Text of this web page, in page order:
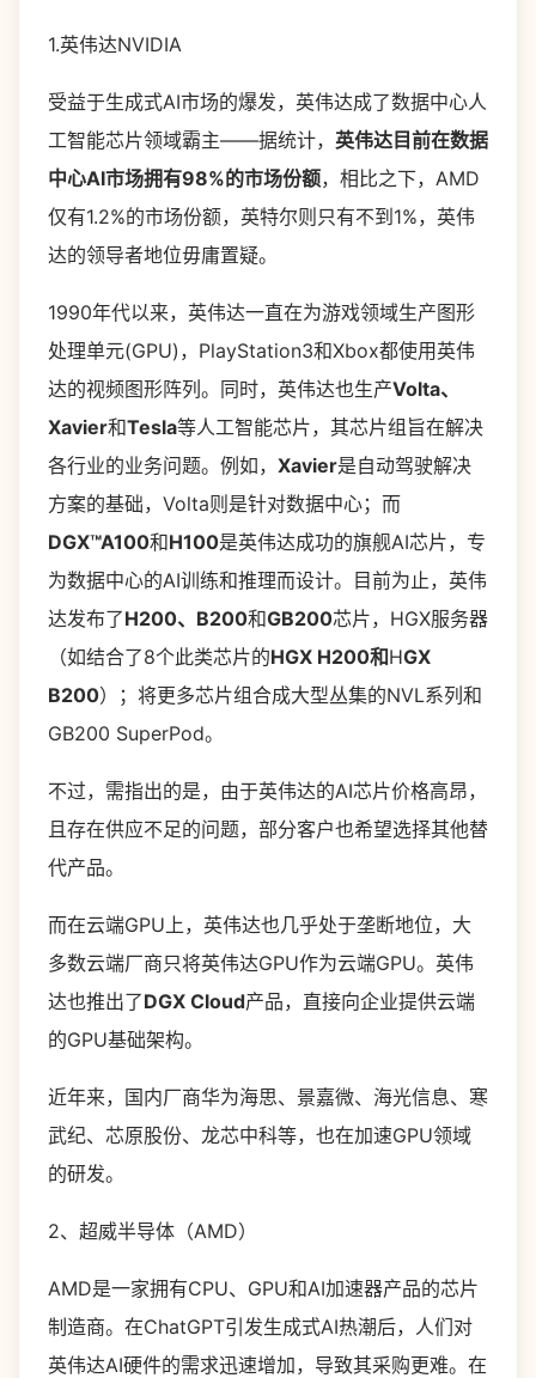
1.英伟达NVIDIA
受益于生成式AI市场的爆发，英伟达成了数据中心人
工智能芯片领域霸主——据统计， 英伟达目前在数据
中心AI市场拥有98%的市场份额，相比之下，AMD
仅有1.2%的市场份额，英特尔则只有不到1%，英伟
达的领导者地位毋庸置疑。
1990年代以来，英伟达一直在为游戏领域生产图形
处理单元(GPU)，PlayStation3和Xbox都使用英伟
达的视频图形阵列。同时，英伟达也生产Volta、
Xavier和Tesla等人工智能芯片，其芯片组旨在解决
各行业的业务问题。例如， Xavier是自动驾驶解决
方案的基础，Volta则是针对数据中心；而
DGX™A100和H100是英伟达成功的旗舰AI芯片，专
为数据中心的AI训练和推理而设计。目前为止，英伟
达发布了H200、B200和GB200芯片，HGX服务器
（如结合了8个此类芯片的HGX H200和HGX
B200）；将更多芯片组合成大型丛集的NVL系列和
GB200 SuperPod。
不过，需指出的是，由于英伟达的AI芯片价格高昂，
且存在供应不足的问题，部分客户也希望选择其他替
代产品。
而在云端GPU上，英伟达也几乎处于垄断地位，大
多数云端厂商只将英伟达GPU作为云端GPU。英伟
达也推出了DGX Cloud产品，直接向企业提供云端
的GPU基础架构。
近年来，国内厂商华为海思、景嘉微、海光信息、寒
武纪、芯原股份、龙芯中科等，也在加速GPU领域
的研发。
2、超威半导体（AMD）
AMD是一家拥有CPU、GPU和AI加速器产品的芯片
制造商。在ChatGPT引发生成式AI热潮后，人们对
英伟达AI硬件的需求迅速增加，导致其采购更难。在